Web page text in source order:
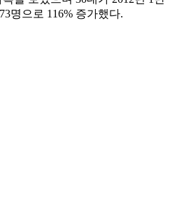
명으로 116% 증가했다.